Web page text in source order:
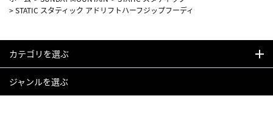
>STATIC スタティック アドリフトハーフジップフーディ
カテゴリを選ぶ
ジャンルを選ぶ